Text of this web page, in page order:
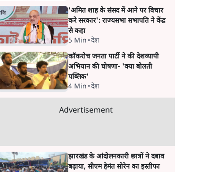
'अमित शाह के संसद में आने पर विचार
करे सरकार': राज्यसभा सभापति ने केंद्र
से कहा
5 Min •देश
कॉकरोच जनता पार्टी ने की देशव्यापी
अभियान की घोषणा- 'क्या बोलती
पब्लिक'
4 Min •देश
Advertisement
झारखंड के आंदोलनकारी छात्रों ने दबाव
बढ़ाया, सीएम हेमंत सोरेन का इस्तीफा